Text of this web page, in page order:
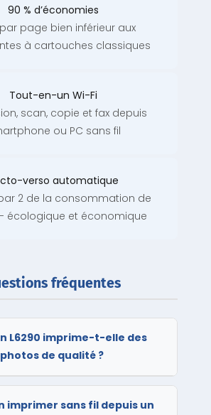
90 % d’économies
page bien inférieur aux
à cartouches classiques
Tout-en-un Wi-Fi
scan, copie et fax depuis
ou PC sans fil
verso automatique
2 de la consommation de
écologique et économique
fréquentes
L6290 imprime-t-elle des
photos de qualité ?
imprimer sans fil depuis un